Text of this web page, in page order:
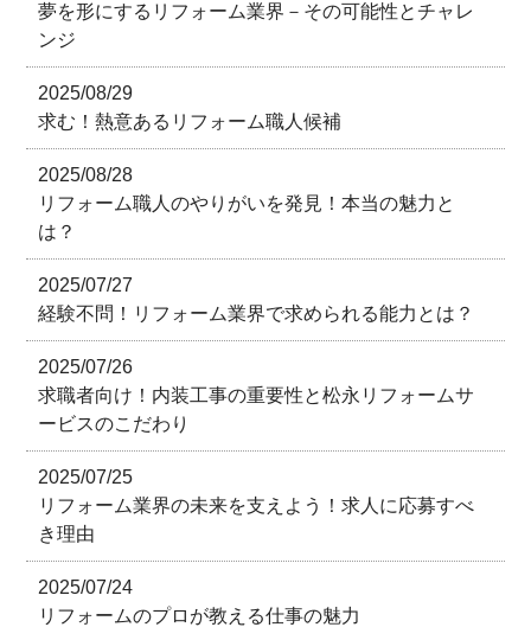
夢を形にするリフォーム業界－その可能性とチャレ
ンジ
2025/08/29
求む！熱意あるリフォーム職人候補
2025/08/28
リフォーム職人のやりがいを発見！本当の魅力と
は？
2025/07/27
経験不問！リフォーム業界で求められる能力とは？
2025/07/26
求職者向け！内装工事の重要性と松永リフォームサ
ービスのこだわり
2025/07/25
リフォーム業界の未来を支えよう！求人に応募すべ
き理由
2025/07/24
リフォームのプロが教える仕事の魅力